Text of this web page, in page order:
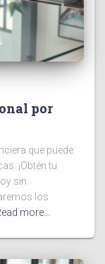
por
que puede
¡Obtén tu
sin
los
more…